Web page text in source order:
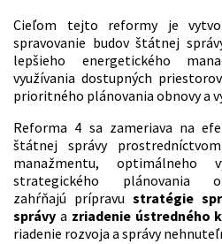
Cieľom tejto reformy je
spravovanie budov štátnej
lepšieho energetického
využívania dostupných
prioritného plánovania obnovy a
Reforma 4 sa zameriava na
štátnej správy
manažmentu, optimálneho
strategického plánovania
zahŕňajú prípravu stratégie
správy a zriadenie ústredného
riadenie rozvoja a správy